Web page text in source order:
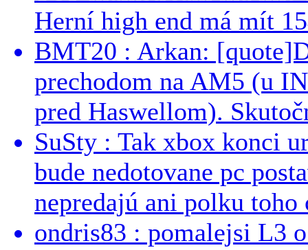
Herní high end má mít
BMT20 : Arkan:
prechodom na AM5 (u
pred Haswellom).
SuSty : Tak xbox konci
bude nedotovane pc
nepredajú ani polku toho
ondris83 : pomalejsi L3